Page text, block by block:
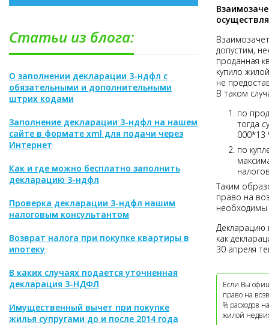
Статьи из блога:
О заполнении декларации 3-ндфл с
обязательными и дополнительными
штрих кодами
Заполнение декларации 3-ндфл на нашем
сайте в формате xml для подачи через
Интернет
Как и где можно бесплатно заполнить
декларацию 3-ндфл
Проверка декларации 3-ндфл нашим
налоговым консультантом
Возврат налога при покупке квартиры в
ипотеку
В каких случаях подается уточненная
декларация 3-НДФЛ
Имущественный вычет при покупке
жилья супругами до и после 2014 года
допустим,
проданная
купило
не
В таком
по
тогда
000*13
по
Таким
право на
необходимы
Декларацию
как
30 апреля
Если Вы
право на
% расходов
жилой